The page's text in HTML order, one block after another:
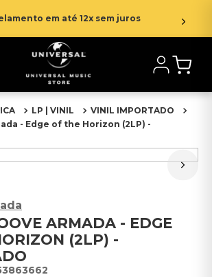
em até 12x sem juros
LP | VINIL
VINIL IMPORTADO
- Edge of the Horizon (2LP) -
ARMADA - EDGE
(2LP) -